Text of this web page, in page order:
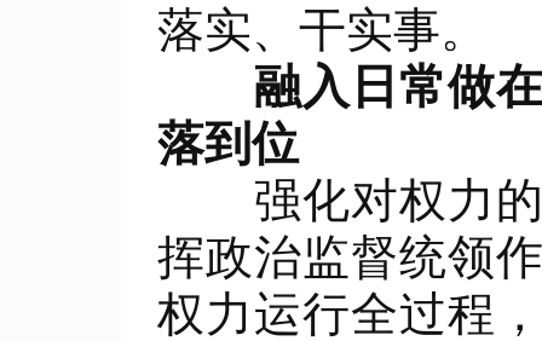
落实、干实事。
融入日常做
落到位
强化对权力的
挥政治监督统领
权力运行全过程